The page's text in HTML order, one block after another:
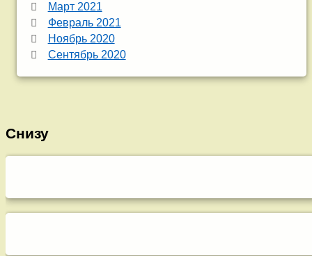
Март 2021
Февраль 2021
Ноябрь 2020
Сентябрь 2020
Снизу